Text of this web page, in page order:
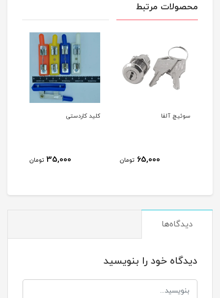
محصولات مرتبط
سوئیچ آلفا
65,000 تومان
کلید کاردستی
35,000 تومان
دیدگاه‌ها
دیدگاه خود را بنویسید